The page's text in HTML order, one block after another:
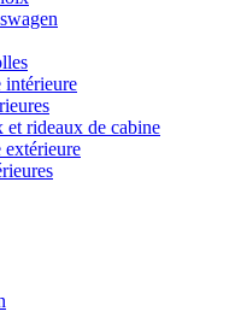
et rideaux de cabine